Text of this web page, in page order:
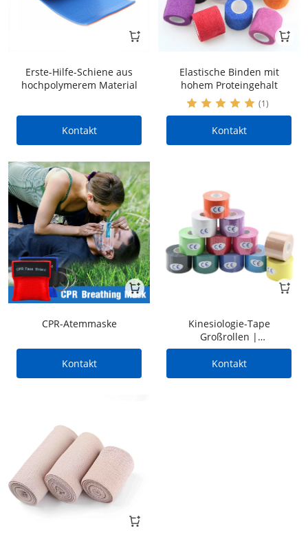
Erste-Hilfe-Schiene aus
hochpolymerem Material
Kontakt
Elastische Binden mit
hohem Proteingehalt
(1)
Kontakt
CPR-Atemmaske
Kontakt
Kinesiologie-Tape
Großrollen |
Sportmuskelbandagen
Großhandel
Kontakt